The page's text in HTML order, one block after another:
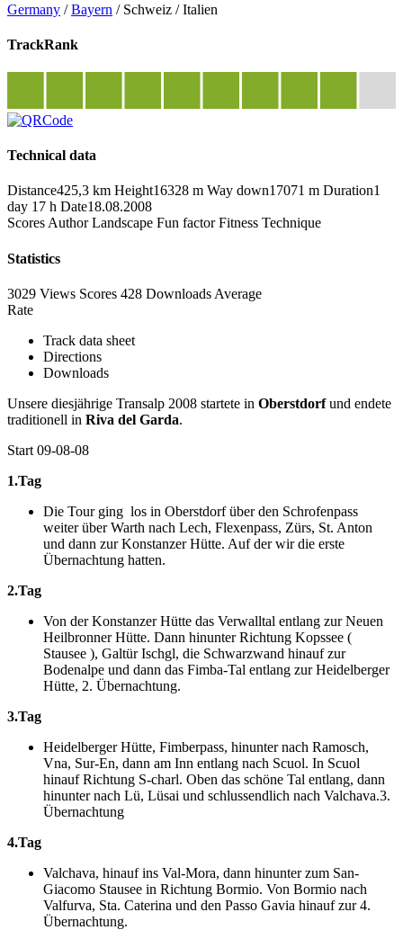
Germany /Bayern / Schweiz /Italien
TrackRank
Technical data
Distance425,3 km Height16328 m Way down17071 m Duration1
day 17 h Date18.08.2008
Scores Author Landscape Fun factor Fitness Technique
Statistics
3029 Views Scores 428 Downloads Average
Rate
Track data sheet
Directions
Downloads
Unsere diesjährige Transalp 2008 startete in Oberstdorfund endete
traditionell in Riva del Garda.
Start 09-08-08
1.Tag
Die Tour ging los in Oberstdorf über den Schrofenpass
weiter über Warth nach Lech, Flexenpass, Zürs, St. Anton
und dann zur Konstanzer Hütte. Auf der wir die erste
Übernachtung hatten.
2.Tag
Von der Konstanzer Hütte das Verwalltal entlang zur Neuen
Heilbronner Hütte. Dann hinunter Richtung Kopssee (
Stausee ), Galtür Ischgl, die Schwarzwand hinauf zur
Bodenalpe und dann das Fimba-Tal entlang zur Heidelberger
Hütte, 2. Übernachtung.
3.Tag
Heidelberger Hütte, Fimberpass, hinunter nach Ramosch,
Vna, Sur-En, dann am Inn entlang nach Scuol. In Scuol
hinauf Richtung S-charl. Oben das schöne Tal entlang, dann
hinunter nach Lü, Lüsai und schlussendlich nach Valchava.3.
Übernachtung
4.Tag
Valchava, hinauf ins Val-Mora, dann hinunter zum San-
Giacomo Stausee in Richtung Bormio. Von Bormio nach
Valfurva, Sta. Caterina und den Passo Gavia hinauf zur 4.
Übernachtung.